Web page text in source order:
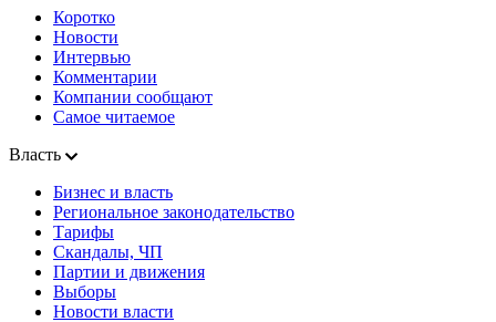
Коротко
Новости
Интервью
Комментарии
Компании сообщают
Самое читаемое
Власть
Бизнес и власть
Региональное законодательство
Тарифы
Скандалы, ЧП
Партии и движения
Выборы
Новости власти